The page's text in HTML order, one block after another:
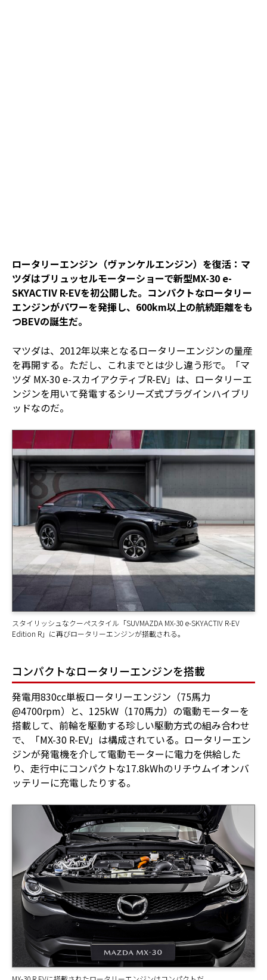
ロータリーエンジン（ヴァンケルエンジン）を復活：マ
ツダはブリュッセルモーターショーで新型MX-30 e-
SKYACTIV R-EVを初公開した。コンパクトなロータリー
エンジンがパワーを発揮し、600km以上の航続距離をも
つBEVの誕生だ。
マツダは、2012年以来となるロータリーエンジンの量産
を再開する。ただし、これまでとは少し違う形で。「マ
ツダ MX-30 e-スカイアクティブR-EV」は、ロータリーエ
ンジンを用いて発電するシリーズ式プラグインハイブリ
ッドなのだ。
スタイリッシュなクーペスタイル「SUVMAZDA MX-30 e-SKYACTIV R-EV
Edition R」に再びロータリーエンジンが搭載される。
コンパクトなロータリーエンジンを搭載
発電用830cc単板ロータリーエンジン（75馬力
@4700rpm）と、125kW（170馬力）の電動モーターを
搭載して、前輪を駆動する珍しい駆動方式の組み合わせ
で、「MX-30 R-EV」は構成されている。ロータリーエン
ジンが発電機を介して電動モーターに電力を供給した
り、走行中にコンパクトな17.8kWhのリチウムイオンバ
ッテリーに充電したりする。